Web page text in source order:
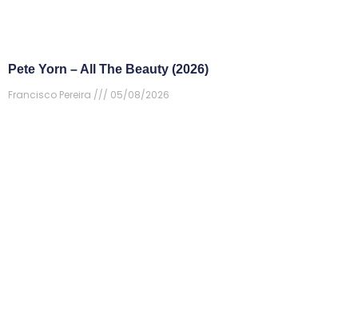
Pete Yorn – All The Beauty (2026)
Francisco Pereira
05/08/2026